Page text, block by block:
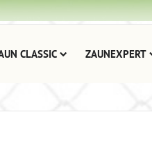
CLASSIC ZAUNEXPERT